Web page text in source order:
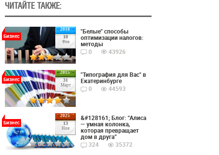
ЧИТАЙТЕ ТАКЖЕ:
2018
10
Фев
Бизнес
"Белые" способы
оптимизации налогов:
методы
0
43926
2015
31
Март
Бизнес
"Типография для Вас" в
Екатеринбурге
0
44593
2025
13
Ноя
Бизнес
&#128161; Блог: “Алиса
— умная колонка,
которая превращает
дом в друга”
324
35372